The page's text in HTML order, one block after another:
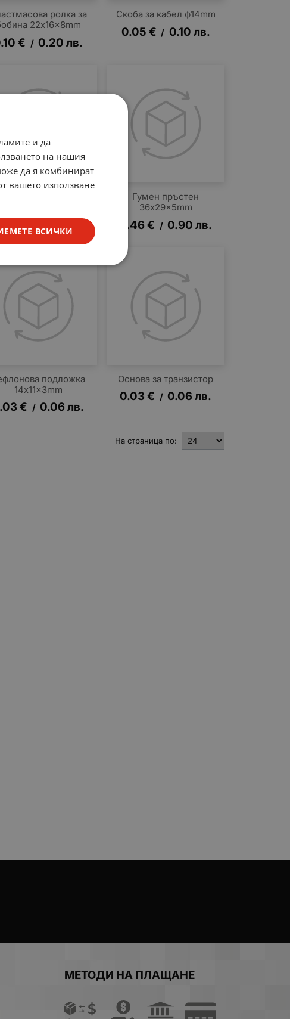
ролка за
22x16x8mm
€ / 0.20 лв.
Скоба за кабел ф14mm
0.05 € / 0.10 лв.
Гумен пръстен
36x29x5mm
0.46€ / 0.90 лв.
подложка
14x11x3mm
€ / 0.06лв.
Основа за транзистор
0.03 € / 0.06лв.
На страница по:
МЕТОДИ НА ПЛАЩАНЕ
и да
на нашия
да я комбинират
вашето използване
ВСИЧКИ